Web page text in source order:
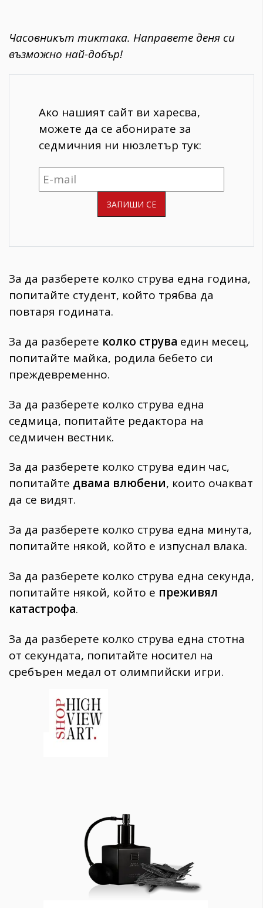
Часовникът тиктака. Направете деня си
възможно най-добър!
Ако нашият сайт ви харесва,
можете да се абонирате за
седмичния ни нюзлетър тук:
За да разберете колко струва една година,
попитайте студент, който трябва да
повтаря годината.
За да разберете колко струва един месец,
попитайте майка, родила бебето си
преждевременно.
За да разберете колко струва една
седмица, попитайте редактора на
седмичен вестник.
За да разберете колко струва един час,
попитайте двама влюбени, които очакват
да се видят.
За да разберете колко струва една минута,
попитайте някой, който е изпуснал влака.
За да разберете колко струва една секунда,
попитайте някой, който е преживял
катастрофа.
За да разберете колко струва една стотна
от секундата, попитайте носител на
сребърен медал от олимпийски игри.